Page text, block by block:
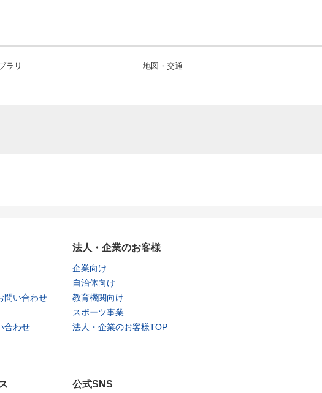
ラリ 地図・交通
問い合わせ
合わせ
法人・企業のお客様
企業向け
自治体向け
教育機関向け
スポーツ事業
法人・企業のお客様TOP
公式SNS